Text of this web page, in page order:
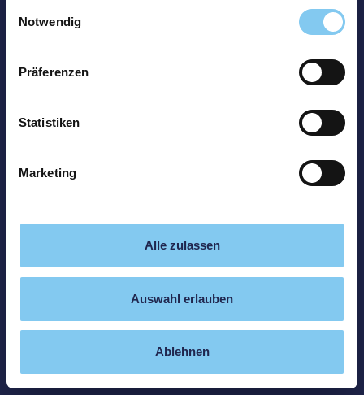
Notwendig
Präferenzen
Statistiken
Marketing
Alle zulassen
Auswahl erlauben
Ablehnen